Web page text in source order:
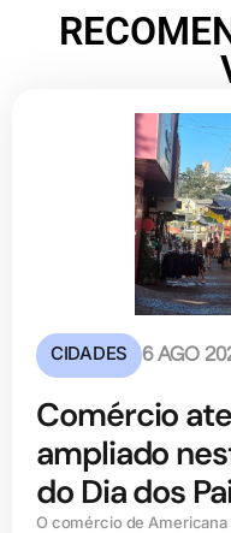
CIDADES 6 AGO
Comércio
ampliado
do Dia dos
O comércio de